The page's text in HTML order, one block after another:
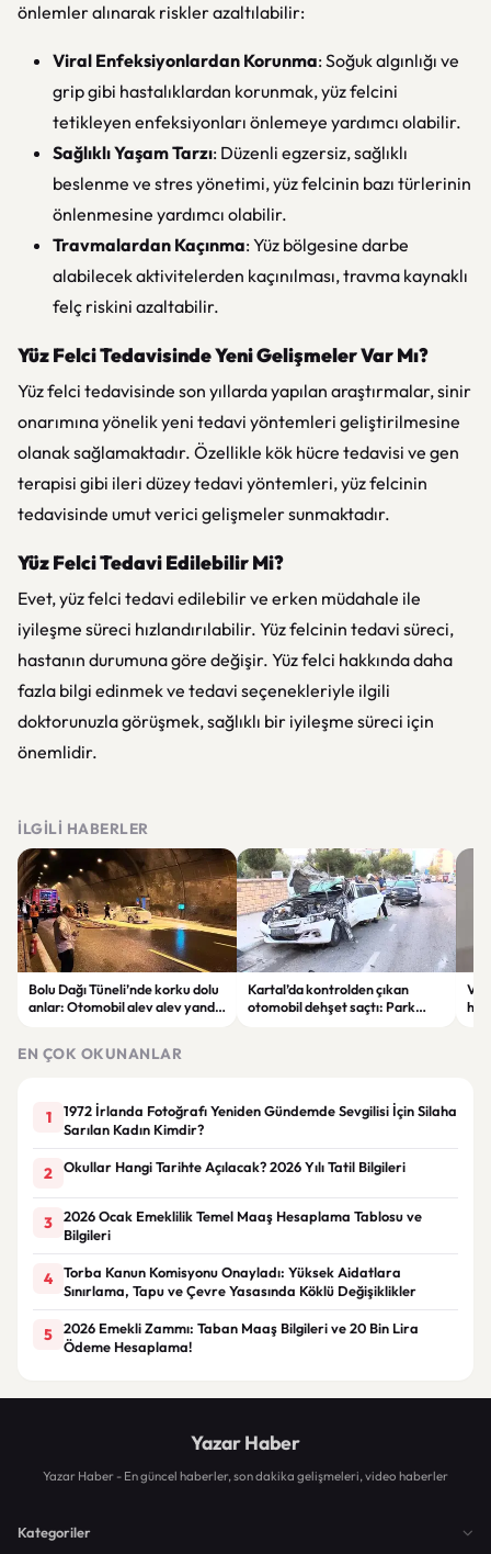
önlemler alınarak riskler azaltılabilir:
Viral Enfeksiyonlardan Korunma: Soğuk algınlığı ve
grip gibi hastalıklardan korunmak, yüz felcini
tetikleyen enfeksiyonları önlemeye yardımcı olabilir.
Sağlıklı Yaşam Tarzı: Düzenli egzersiz, sağlıklı
beslenme ve stres yönetimi, yüz felcinin bazı türlerinin
önlenmesine yardımcı olabilir.
Travmalardan Kaçınma: Yüz bölgesine darbe
alabilecek aktivitelerden kaçınılması, travma kaynaklı
felç riskini azaltabilir.
Yüz Felci Tedavisinde Yeni Gelişmeler Var Mı?
Yüz felci tedavisinde son yıllarda yapılan araştırmalar, sinir
onarımına yönelik yeni tedavi yöntemleri geliştirilmesine
olanak sağlamaktadır. Özellikle kök hücre tedavisi ve gen
terapisi gibi ileri düzey tedavi yöntemleri, yüz felcinin
tedavisinde umut verici gelişmeler sunmaktadır.
Yüz Felci Tedavi Edilebilir Mi?
Evet, yüz felci tedavi edilebilir ve erken müdahale ile
iyileşme süreci hızlandırılabilir. Yüz felcinin tedavi süreci,
hastanın durumuna göre değişir. Yüz felci hakkında daha
fazla bilgi edinmek ve tedavi seçenekleriyle ilgili
doktorunuzla görüşmek, sağlıklı bir iyileşme süreci için
önemlidir.
İLGILI HABERLER
Bolu Dağı Tüneli’nde korku dolu
anlar: Otomobil alev alev yandı,
Kartal’da kontrolden çıkan
otomobil dehşet saçtı: Park
EN ÇOK OKUNANLAR
1
1972 İrlanda Fotoğrafı Yeniden Gündemde Sevgilisi İçin Silaha
Sarılan Kadın Kimdir?
2 Okullar Hangi Tarihte Açılacak? 2026 Yılı Tatil Bilgileri
3
2026 Ocak Emeklilik Temel Maaş Hesaplama Tablosu ve
Bilgileri
4
Torba Kanun Komisyonu Onayladı: Yüksek Aidatlara
Sınırlama, Tapu ve Çevre Yasasında Köklü Değişiklikler
5
2026 Emekli Zammı: Taban Maaş Bilgileri ve 20 Bin Lira
Ödeme Hesaplama!
Yazar Haber
Yazar Haber - En güncel haberler, son dakika gelişmeleri, video haberler
Kategoriler